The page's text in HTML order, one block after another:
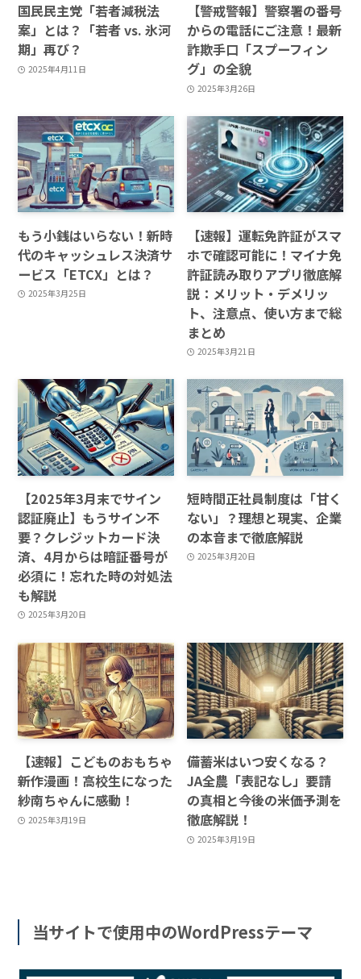
国民民主党「若者減税法
案」とは？「若者 vs. 氷河
期」再び？
2025年4月11日
【警戒警報】警察署の番号
からの電話にご注意！最新
詐欺手口「スプーフィン
グ」の全貌
2025年3月26日
もう小銭はいらない！新時
代のキャッシュレス決済サ
ービス「ETCX」とは？
2025年3月25日
【速報】運転免許証がスマ
ホで確認可能に！マイナ免
許証読み取りアプリ徹底解
説：メリット・デメリッ
ト、注意点、使い方まで総
まとめ
2025年3月21日
【2025年3月末でサイン
認証廃止】もうサイン不
要？クレジットカード決
済、4月からは暗証番号が
必須に！忘れた時の対処法
も解説
2025年3月20日
短時間正社員制度は「甘く
ない」？理想と現実、企業
の本音まで徹底解説
2025年3月20日
【速報】こどものおもちゃ
新作漫画！高校生になった
紗南ちゃんに感動！
2025年3月19日
備蓄米はいつ安くなる？
JA全農「表記なし」要請
の真相と今後の米価予測を
徹底解説！
2025年3月19日
当サイトで使用中のWordPressテーマ